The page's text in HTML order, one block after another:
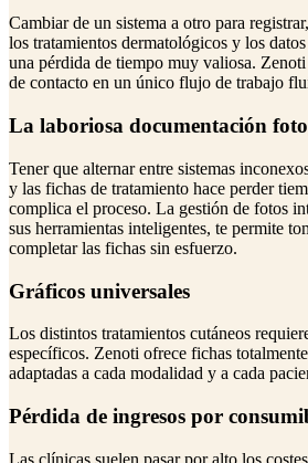
Cambiar de un sistema a otro para
los tratamientos dermatológicos y los
una pérdida de tiempo muy valiosa.
de contacto en un único flujo de trabajo
La laboriosa documentación
Tener que alternar entre sistemas
y las fichas de tratamiento hace perder
complica el proceso. La gestión de fotos
sus herramientas inteligentes, te permite
completar las fichas sin esfuerzo.
Gráficos universales
Los distintos tratamientos cutáneos
específicos. Zenoti ofrece fichas
adaptadas a cada modalidad y a cada
Pérdida de ingresos por
Las clínicas suelen pasar por alto los